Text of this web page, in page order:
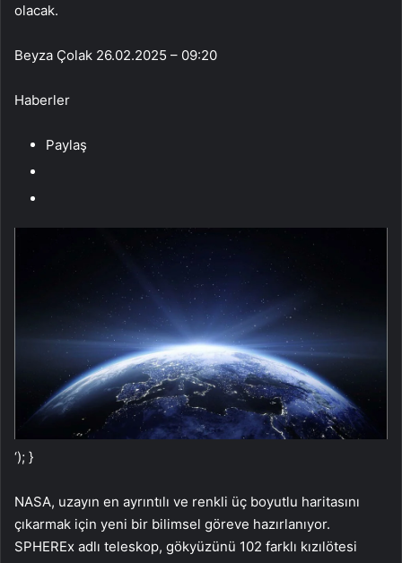
olacak.
Beyza Çolak 26.02.2025 – 09:20
Haberler
Paylaş
‘); }
NASA, uzayın en ayrıntılı ve renkli üç boyutlu haritasını
çıkarmak için yeni bir bilimsel göreve hazırlanıyor.
SPHEREx adlı teleskop, gökyüzünü 102 farklı kızılötesi